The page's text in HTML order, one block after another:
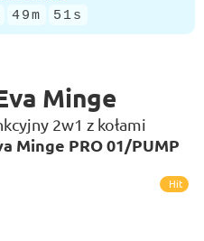
49m 51s
Minge
2w1 z kołami
Minge PRO 01/PUMP
Hit